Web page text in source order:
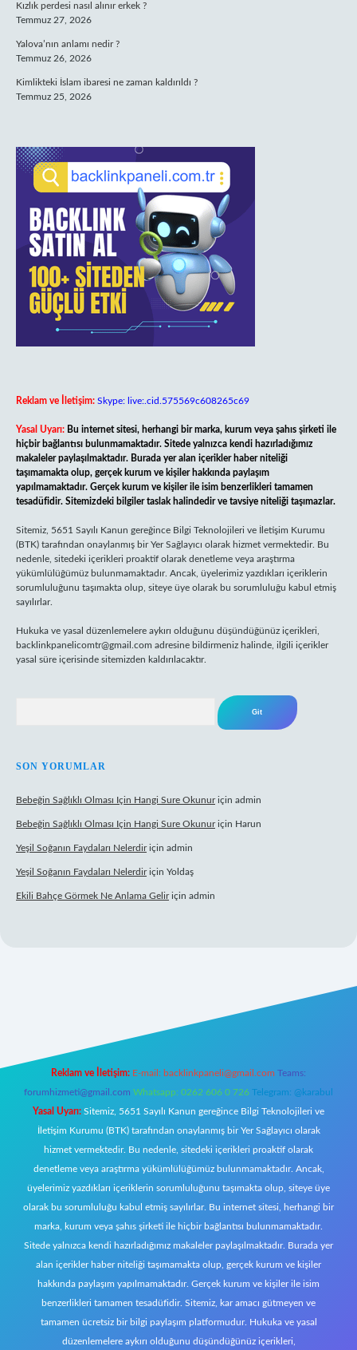
Kızlık perdesi nasıl alınır erkek ?
Temmuz 27, 2026
Yalova’nın anlamı nedir ?
Temmuz 26, 2026
Kimlikteki İslam ibaresi ne zaman kaldırıldı ?
Temmuz 25, 2026
Reklam ve İletişim: Skype: live:.cid.575569c608265c69
Yasal Uyarı: Bu internet sitesi, herhangi bir marka, kurum veya şahıs şirketi ile
hiçbir bağlantısı bulunmamaktadır. Sitede yalnızca kendi hazırladığımız
makaleler paylaşılmaktadır. Burada yer alan içerikler haber niteliği
taşımamakta olup, gerçek kurum ve kişiler hakkında paylaşım
yapılmamaktadır. Gerçek kurum ve kişiler ile isim benzerlikleri tamamen
tesadüfidir. Sitemizdeki bilgiler taslak halindedir ve tavsiye niteliği taşımazlar.
Sitemiz, 5651 Sayılı Kanun gereğince Bilgi Teknolojileri ve İletişim Kurumu
(BTK) tarafından onaylanmış bir Yer Sağlayıcı olarak hizmet vermektedir. Bu
nedenle, sitedeki içerikleri proaktif olarak denetleme veya araştırma
yükümlülüğümüz bulunmamaktadır. Ancak, üyelerimiz yazdıkları içeriklerin
sorumluluğunu taşımakta olup, siteye üye olarak bu sorumluluğu kabul etmiş
sayılırlar.
Hukuka ve yasal düzenlemelere aykırı olduğunu düşündüğünüz içerikleri,
backlinkpanelicomtr@gmail.com adresine bildirmeniz halinde, ilgili içerikler
yasal süre içerisinde sitemizden kaldırılacaktır.
SON YORUMLAR
Bebeğin Sağlıklı Olması Için Hangi Sure Okunuriçin admin
Bebeğin Sağlıklı Olması Için Hangi Sure Okunuriçin Harun
Yeşil Soğanın Faydaları Nelerdiriçin admin
Yeşil Soğanın Faydaları Nelerdiriçin Yoldaş
Ekili Bahçe Görmek Ne Anlama Geliriçin admin
Reklam ve İletişim: E-mail: backlinkpaneli@gmail.com Teams:
forumhizmeti@gmail.com Whatsapp: 0262 606 0 726 Telegram: @karabul
Yasal Uyarı: Sitemiz, 5651 Sayılı Kanun gereğince Bilgi Teknolojileri ve
İletişim Kurumu (BTK) tarafından onaylanmış bir Yer Sağlayıcı olarak
hizmet vermektedir. Bu nedenle, sitedeki içerikleri proaktif olarak
denetleme veya araştırma yükümlülüğümüz bulunmamaktadır. Ancak,
üyelerimiz yazdıkları içeriklerin sorumluluğunu taşımakta olup, siteye üye
olarak bu sorumluluğu kabul etmiş sayılırlar. Bu internet sitesi, herhangi bir
marka, kurum veya şahıs şirketi ile hiçbir bağlantısı bulunmamaktadır.
Sitede yalnızca kendi hazırladığımız makaleler paylaşılmaktadır. Burada yer
alan içerikler haber niteliği taşımamakta olup, gerçek kurum ve kişiler
hakkında paylaşım yapılmamaktadır. Gerçek kurum ve kişiler ile isim
benzerlikleri tamamen tesadüfidir. Sitemiz, kar amacı gütmeyen ve
tamamen ücretsiz bir bilgi paylaşım platformudur. Hukuka ve yasal
düzenlemelere aykırı olduğunu düşündüğünüz içerikleri,